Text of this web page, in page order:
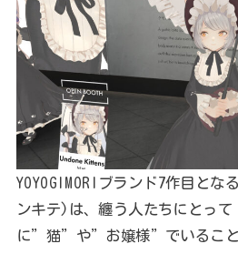
YOYOGIMORIブランド7作目と
ンキテ)は、纏う人たちにとって
に”猫”や”お嬢様”でいること